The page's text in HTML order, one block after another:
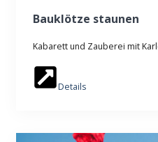
Bauklötze staunen
Kabarett und Zauberei mit
Details